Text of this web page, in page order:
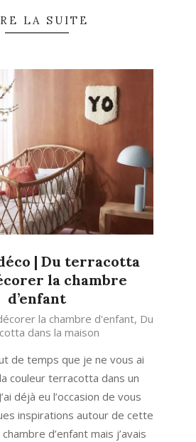
LA SUITE
| Du terracotta
la chambre
d’enfant
la chambre d'enfant, Du
dans la maison
de temps que je ne vous ai
couleur terracotta dans un
déjà eu l’occasion de vous
inspirations autour de cette
d’enfant mais j’avais